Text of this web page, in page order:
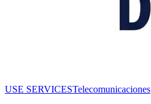
USE SERVICESTelecomunicaciones